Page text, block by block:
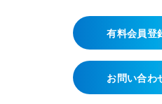
有料会員登
お問い合わ